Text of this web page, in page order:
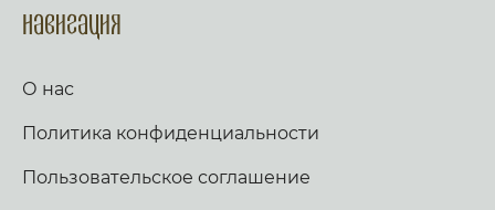
Навигация
О нас
Политика конфиденциальности
Пользовательское соглашение